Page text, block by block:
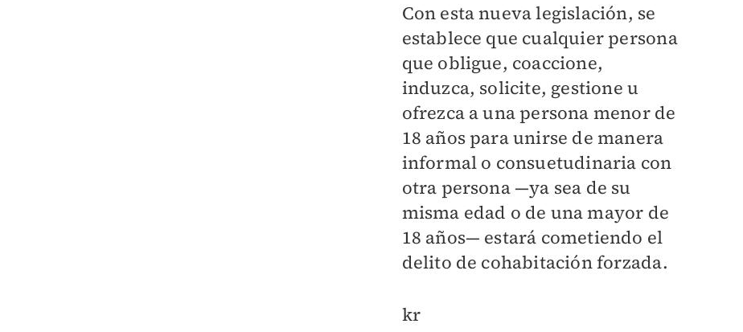
Con esta nueva legislación, se
establece que cualquier persona
que obligue, coaccione,
induzca, solicite, gestione u
ofrezca a una persona menor de
18 años para unirse de manera
informal o consuetudinaria con
otra persona —ya sea de su
misma edad o de una mayor de
18 años— estará cometiendo el
delito de cohabitación forzada.
kr